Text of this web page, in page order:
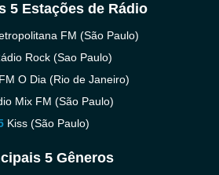
5 Estações de Rádio
FM (São Paulo)
Rock (Sao Paulo)
O Dia (Rio de Janeiro)
Mix FM (São Paulo)
Kiss (São Paulo)
5 Gêneros